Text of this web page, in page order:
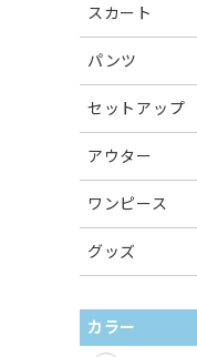
スカート
パンツ
セットアップ
アウター
ワンピース
グッズ
カラー